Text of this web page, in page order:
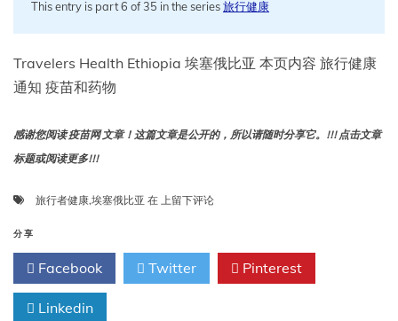
This entry is part 6 of 35 in the series旅行健康
Travelers Health Ethiopia 埃塞俄比亚 本页内容 旅行健康
通知 疫苗和药物
感谢您阅读 疫苗网 文章！这篇文章是公开的，所以请随时分享它。!!! 点击文章
标题或阅读更多!!!
旅行者健康,埃塞俄比亚 在 旅
健
康
埃
上留下评论
分享
Facebook Twitter Pinterest
Linkedin